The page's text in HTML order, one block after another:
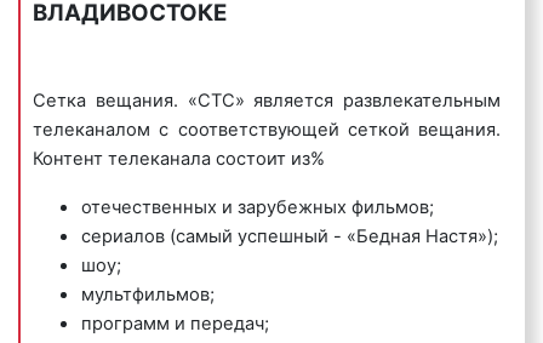
Обращаем внимание, что специалисты нашего
аудиторию, но и оказывают помощь в
создании рекламного ролика, который будет
наиболее эффективен для рекламодателя.
Сколько стоит реклама на «СТС» во
Владивостоке?
Многие клиенты нашего рекламного агентства
ВЛАДИВОСТОКЕ
Сетка вещания. «СТС» является развлекательным
телеканалом с соответствующей сеткой вещания.
Контент телеканала состоит из%
отечественных и зарубежных фильмов;
сериалов (самый успешный - «Бедная Настя»);
шоу;
мультфильмов;
программ и передач;